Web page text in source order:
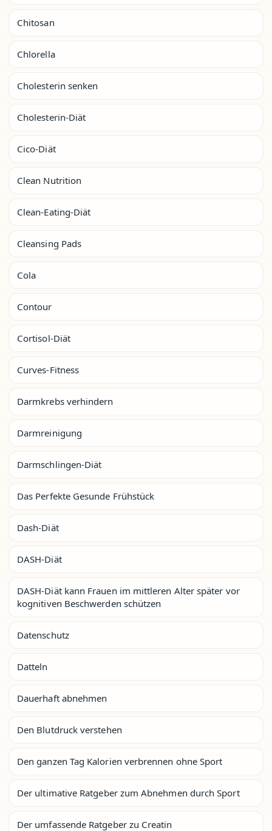
Chitosan
Chlorella
Cholesterin senken
Cholesterin-Diät
Cico-Diät
Clean Nutrition
Clean-Eating-Diät
Cleansing Pads
Cola
Contour
Cortisol-Diät
Curves-Fitness
Darmkrebs verhindern
Darmreinigung
Darmschlingen-Diät
Das Perfekte Gesunde Frühstück
Dash-Diät
DASH-Diät
DASH-Diät kann Frauen im mittleren Alter später vor
kognitiven Beschwerden schützen
Datenschutz
Datteln
Dauerhaft abnehmen
Den Blutdruck verstehen
Den ganzen Tag Kalorien verbrennen ohne Sport
Der ultimative Ratgeber zum Abnehmen durch Sport
Der umfassende Ratgeber zu Creatin